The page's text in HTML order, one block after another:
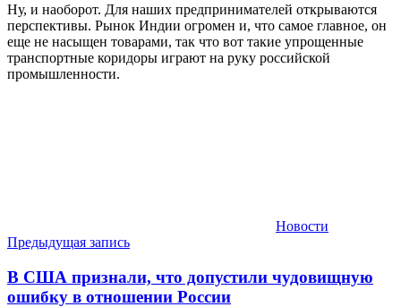
Ну, и наоборот. Для наших предпринимателей открываются
перспективы. Рынок Индии огромен и, что самое главное, он
еще не насыщен товарами, так что вот такие упрощенные
транспортные коридоры играют на руку российской
промышленности.
Новости
Навигация
по
записям
Предыдущая запись
В США признали, что допустили чудовищную
ошибку в отношении России